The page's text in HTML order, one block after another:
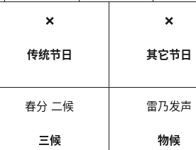
❌
传统节日
❌
其它节日
春分 二候
三候
雷乃发声
物候